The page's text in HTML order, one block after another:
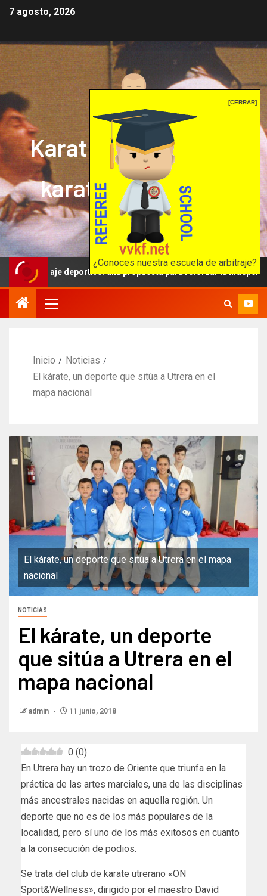
[CERRAR]
¿Conoces nuestra escuela de arbitraje?
7 agosto, 2026
Karate mrprepor: el
karate en internet
El karate en internet
deportivo: una propuesta para reforzar la independencia
Inicio
Noticias
El kárate, un deporte que sitúa a Utrera en el
mapa nacional
El kárate, un deporte que sitúa a Utrera en el mapa
nacional
NOTICIAS
El kárate, un deporte
que sitúa a Utrera en el
mapa nacional
admin 11 junio, 2018
0 (0)
En Utrera hay un trozo de Oriente que triunfa en la
práctica de las artes marciales, una de las disciplinas
más ancestrales nacidas en aquella región. Un
deporte que no es de los más populares de la
localidad, pero sí uno de los más exitosos en cuanto
a la consecución de podios.
Se trata del club de karate utrerano «ON
Sport&Wellness», dirigido por el maestro David